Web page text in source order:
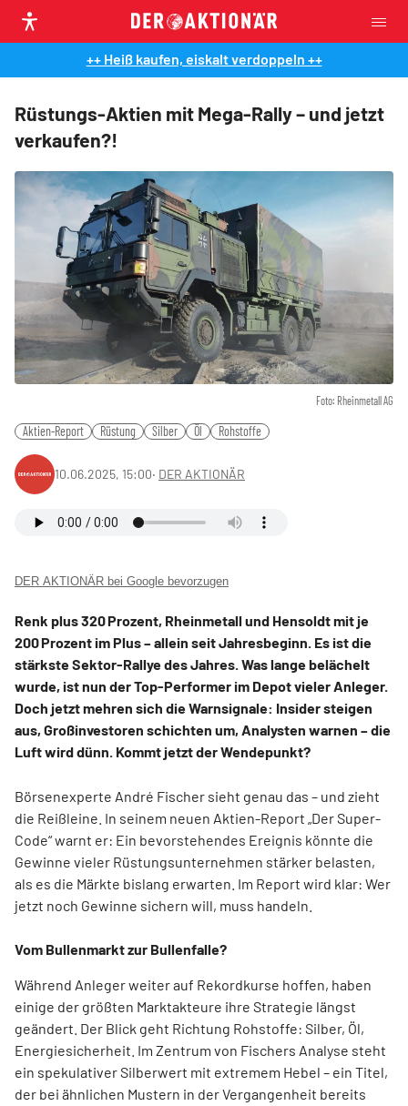
++ Heiß kaufen, eiskalt verdoppeln ++
Rüstungs-Aktien mit Mega-Rally – und jetzt
verkaufen?!
Foto: Rheinmetall AG
Aktien-Report Rüstung Silber Öl Rohstoffe
10.06.2025, 15:00‧ DER AKTIONÄR
DER AKTIONÄR bei Google bevorzugen
Renk plus 320 Prozent, Rheinmetall und Hensoldt mit je
200 Prozent im Plus – allein seit Jahresbeginn. Es ist die
stärkste Sektor-Rallye des Jahres. Was lange belächelt
wurde, ist nun der Top-Performer im Depot vieler Anleger.
Doch jetzt mehren sich die Warnsignale: Insider steigen
aus, Großinvestoren schichten um, Analysten warnen – die
Luft wird dünn. Kommt jetzt der Wendepunkt?
Börsenexperte André Fischer sieht genau das – und zieht
die Reißleine. In seinem neuen Aktien-Report „Der Super-
Code“ warnt er: Ein bevorstehendes Ereignis könnte die
Gewinne vieler Rüstungsunternehmen stärker belasten,
als es die Märkte bislang erwarten. Im Report wird klar: Wer
jetzt noch Gewinne sichern will, muss handeln.
Vom Bullenmarkt zur Bullenfalle?
Während Anleger weiter auf Rekordkurse hoffen, haben
einige der größten Marktakteure ihre Strategie längst
geändert. Der Blick geht Richtung Rohstoffe: Silber, Öl,
Energiesicherheit. Im Zentrum von Fischers Analyse steht
ein spekulativer Silberwert mit extremem Hebel – ein Titel,
der bei ähnlichen Mustern in der Vergangenheit bereits